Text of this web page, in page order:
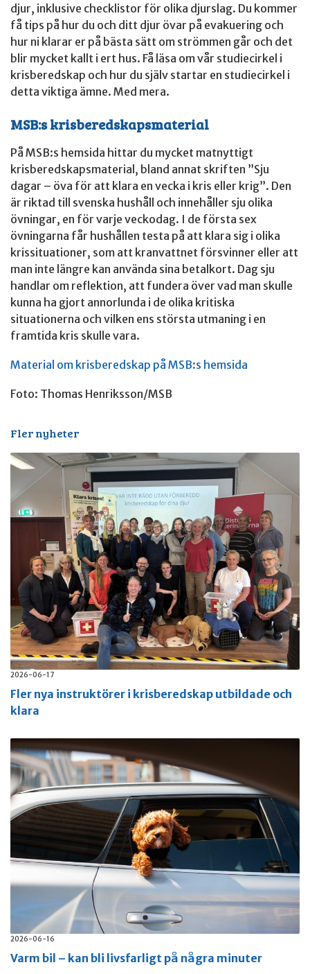
djur, inklusive checklistor för olika djurslag. Du kommer
få tips på hur du och ditt djur övar på evakuering och
hur ni klarar er på bästa sätt om strömmen går och det
blir mycket kallt i ert hus. Få läsa om vår studiecirkel i
krisberedskap och hur du själv startar en studiecirkel i
detta viktiga ämne. Med mera.
MSB:s krisberedskapsmaterial
På MSB:s hemsida hittar du mycket matnyttigt
krisberedskapsmaterial, bland annat skriften ”Sju
dagar – öva för att klara en vecka i kris eller krig”. Den
är riktad till svenska hushåll och innehåller sju olika
övningar, en för varje veckodag. I de första sex
övningarna får hushållen testa på att klara sig i olika
krissituationer, som att kranvattnet försvinner eller att
man inte längre kan använda sina betalkort. Dag sju
handlar om reflektion, att fundera över vad man skulle
kunna ha gjort annorlunda i de olika kritiska
situationerna och vilken ens största utmaning i en
framtida kris skulle vara.
Material om krisberedskap på MSB:s hemsida
Foto: Thomas Henriksson/MSB
Fler nyheter
2026-06-17
Fler nya instruktörer i krisberedskap utbildade och
klara
2026-06-16
Varm bil – kan bli livsfarligt på några minuter